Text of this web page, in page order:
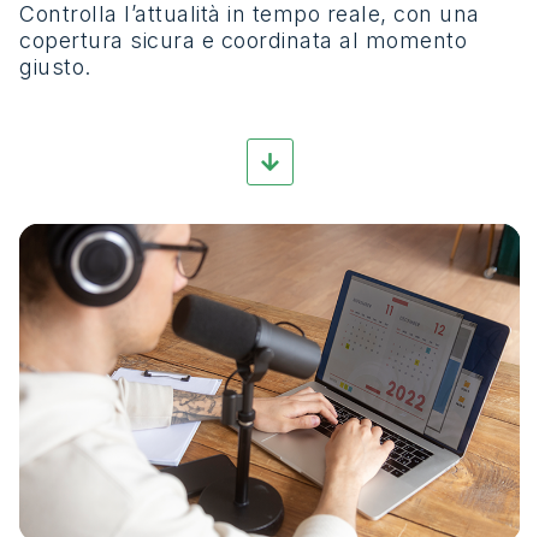
Controlla l’attualità in tempo reale, con una
copertura sicura e coordinata al momento
giusto.